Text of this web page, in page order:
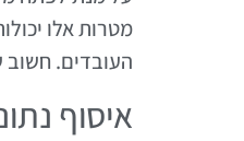
מטרות אלו
העובדים. חשוב
איסוף